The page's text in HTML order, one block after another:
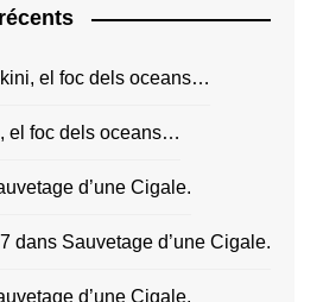
el foc dels oceans…
el foc dels oceans…
d’une Cigale.
dans Sauvetage d’une Cigale.
d’une Cigale.